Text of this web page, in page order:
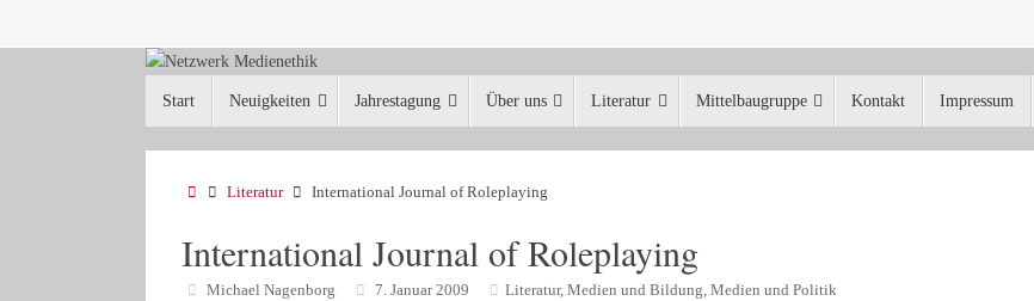
Inhalt
Start Neuigkeiten Jahrestagung Über uns Literatur Mittelbaugruppe Kontakt Impressum
StartLiteratur International Journal of Roleplaying
International Journal of Roleplaying
Michael Nagenborg 7. Januar 2009 Literatur,Medien und Bildung,Medien und Politik